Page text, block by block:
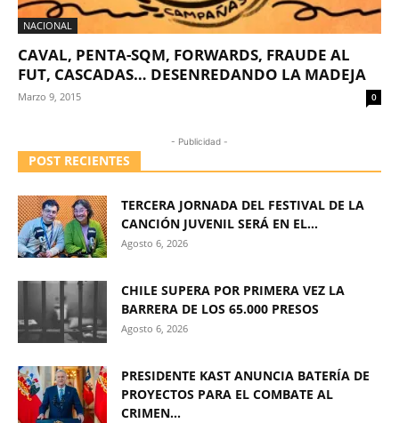
NACIONAL
CAVAL, PENTA-SQM, FORWARDS, FRAUDE AL
FUT, CASCADAS… DESENREDANDO LA MADEJA
Marzo 9, 2015 0
- Publicidad -
POST RECIENTES
TERCERA JORNADA DEL FESTIVAL DE LA
CANCIÓN JUVENIL SERÁ EN EL...
Agosto 6, 2026
CHILE SUPERA POR PRIMERA VEZ LA
BARRERA DE LOS 65.000 PRESOS
Agosto 6, 2026
PRESIDENTE KAST ANUNCIA BATERÍA DE
PROYECTOS PARA EL COMBATE AL
CRIMEN...